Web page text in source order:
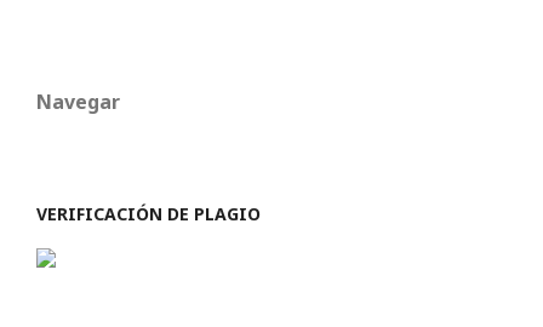
Navegar
VERIFICACIÓN DE PLAGIO